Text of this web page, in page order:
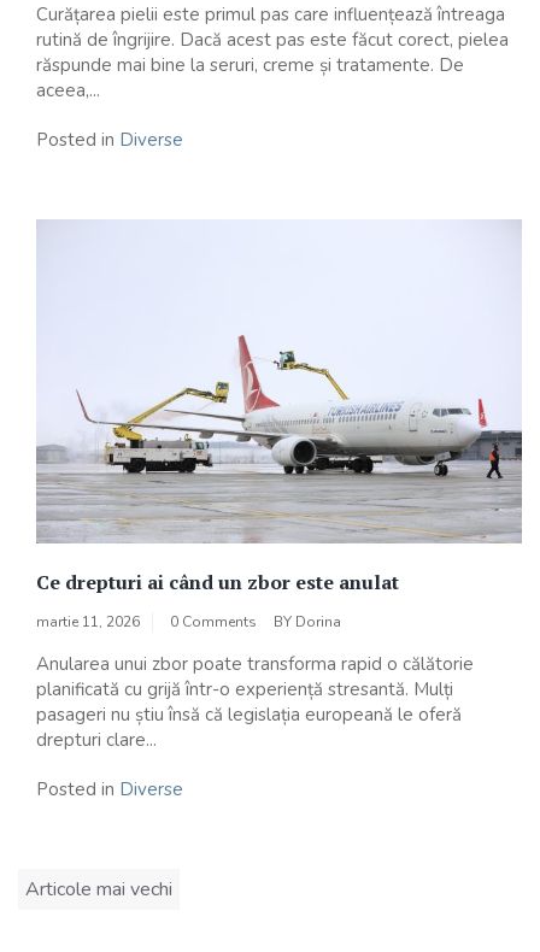
Curățarea pielii este primul pas care influențează întreaga
rutină de îngrijire. Dacă acest pas este făcut corect, pielea
răspunde mai bine la seruri, creme și tratamente. De
aceea,...
Posted in Diverse
Ce drepturi ai când un zbor este anulat
martie 11, 2026 0 Comments BY Dorina
Anularea unui zbor poate transforma rapid o călătorie
planificată cu grijă într-o experiență stresantă. Mulți
pasageri nu știu însă că legislația europeană le oferă
drepturi clare...
Posted in Diverse
Navigare
Articole mai vechi